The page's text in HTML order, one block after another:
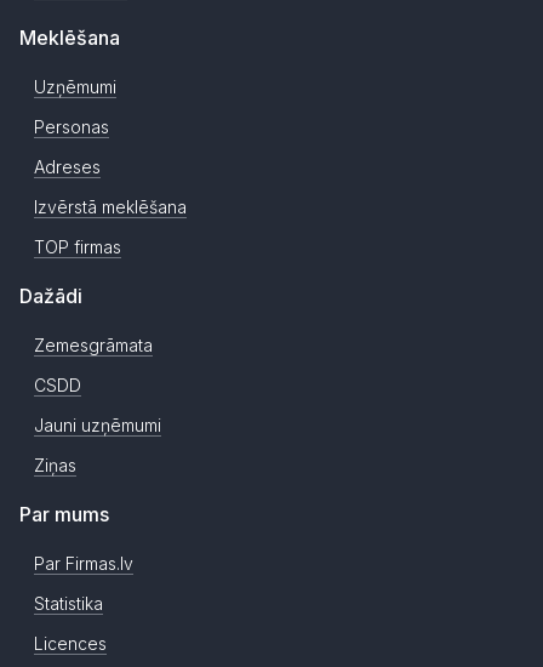
Meklēšana
Uzņēmumi
Personas
Adreses
Izvērstā meklēšana
TOP firmas
Dažādi
Zemesgrāmata
CSDD
Jauni uzņēmumi
Ziņas
Par mums
Par Firmas.lv
Statistika
Licences